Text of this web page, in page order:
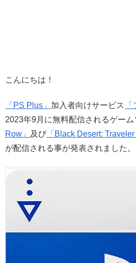
こんにちは！
「PS Plus」 加入者向けサービス
2023年9月に無料配信されるゲーム
Row」
及び 「Black Desert: Traveler
が配信される事が発表されました。